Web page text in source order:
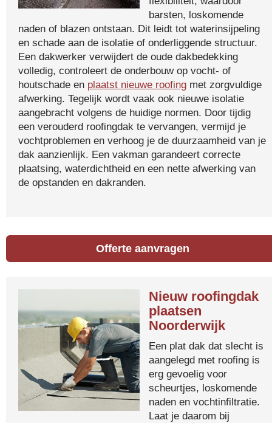
barsten, loskomende
naden of blazen ontstaan. Dit leidt tot waterinsijpeling
en schade aan de isolatie of onderliggende structuur.
Een dakwerker verwijdert de oude dakbedekking
volledig, controleert de onderbouw op vocht- of
houtschade en plaatst nieuwe roofing met zorgvuldige
afwerking. Tegelijk wordt vaak ook nieuwe isolatie
aangebracht volgens de huidige normen. Door tijdig
een verouderd roofingdak te vervangen, vermijd je
vochtproblemen en verhoog je de duurzaamheid van je
dak aanzienlijk. Een vakman garandeert correcte
plaatsing, waterdichtheid en een nette afwerking van
de opstanden en dakranden.
Offerte aanvragen
Nieuw roofingdak
plaatsen
Noorderwijk
Een plat dak dat slecht is
aangelegd met roofing is
erg gevoelig voor
scheurtjes, loskomende
naden en vochtinfiltratie.
Laat je daarom bij